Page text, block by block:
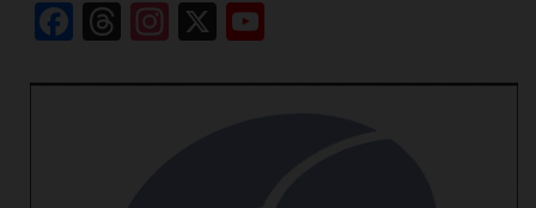
Facebook
Threads
Instagram
X